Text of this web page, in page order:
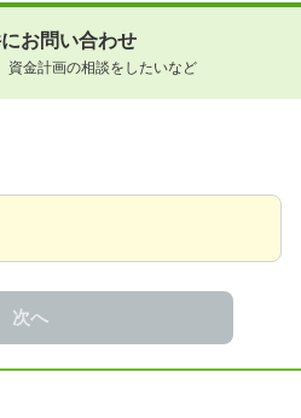
お問い合わせ
資金計画の相談をしたいなど
次へ